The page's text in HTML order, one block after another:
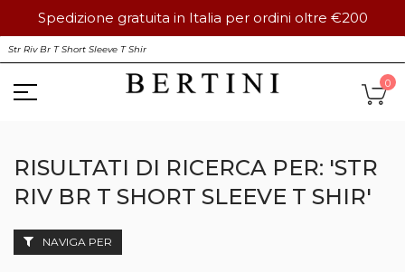
Spedizione gratuita in Italia per ordini oltre €200
al
contenuto
0
RISULTATI DI RICERCA PER: 'STR
RIV BR T SHORT SLEEVE T SHIR'
NAVIGA PER